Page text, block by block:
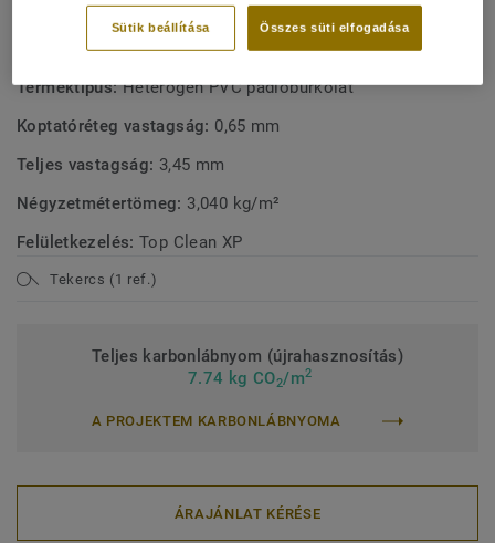
MŰSZAKI ÉS KÖRNYEZETVÉDELMI ELŐÍRÁSOK
Terméktípus:Heterogén PVC padlóburkolat
Koptatóréteg vastagság: 0,65 mm
Teljes vastagság: 3,45 mm
Négyzetmétertömeg: 3,040 kg/m²
Felületkezelés:Top Clean XP
Tekercs (1 ref.)
Teljes karbonlábnyom (újrahasznosítás)
7.74 kg CO2/m2
A PROJEKTEM KARBONLÁBNYOMA
ÁRAJÁNLAT KÉRÉSE
Összes süti elfogadása
Sütik beállítása